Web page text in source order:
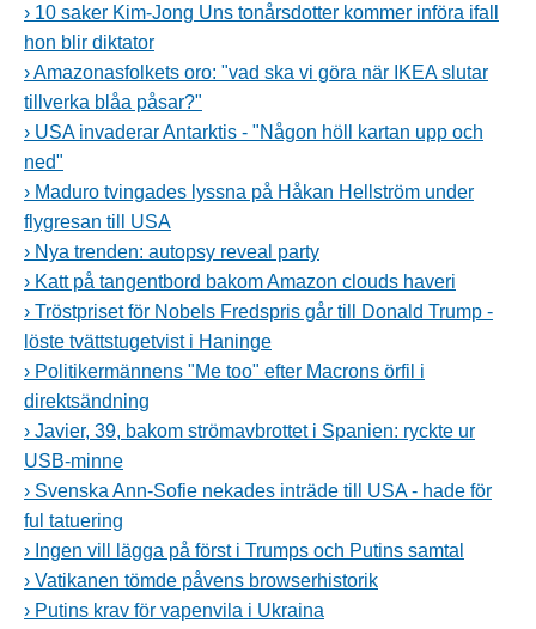
› 10 saker Kim-Jong Uns tonårsdotter kommer införa ifall
hon blir diktator
› Amazonasfolkets oro: "vad ska vi göra när IKEA slutar
tillverka blåa påsar?"
› USA invaderar Antarktis - "Någon höll kartan upp och
ned"
› Maduro tvingades lyssna på Håkan Hellström under
flygresan till USA
› Nya trenden: autopsy reveal party
› Katt på tangentbord bakom Amazon clouds haveri
› Tröstpriset för Nobels Fredspris går till Donald Trump -
löste tvättstugetvist i Haninge
› Politikermännens "Me too" efter Macrons örfil i
direktsändning
› Javier, 39, bakom strömavbrottet i Spanien: ryckte ur
USB-minne
› Svenska Ann-Sofie nekades inträde till USA - hade för
ful tatuering
› Ingen vill lägga på först i Trumps och Putins samtal
› Vatikanen tömde påvens browserhistorik
› Putins krav för vapenvila i Ukraina